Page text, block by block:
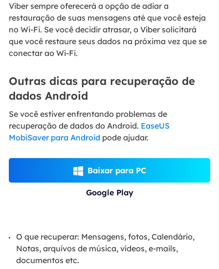
Viber sempre oferecerá a opção de adiar a
restauração de suas mensagens até que você esteja
no Wi-Fi. Se você decidir atrasar, o Viber solicitará
que você restaure seus dados na próxima vez que se
conectar ao Wi-Fi.
Outras dicas para recuperação de
dados Android
Se você estiver enfrentando problemas de
recuperação de dados do Android. EaseUS
MobiSaver para Android pode ajudar.
 Baixar para PC
Google Play
O que recuperar: Mensagens, fotos, Calendário,
Notas, arquivos de música, vídeos, e-mails,
documentos etc.